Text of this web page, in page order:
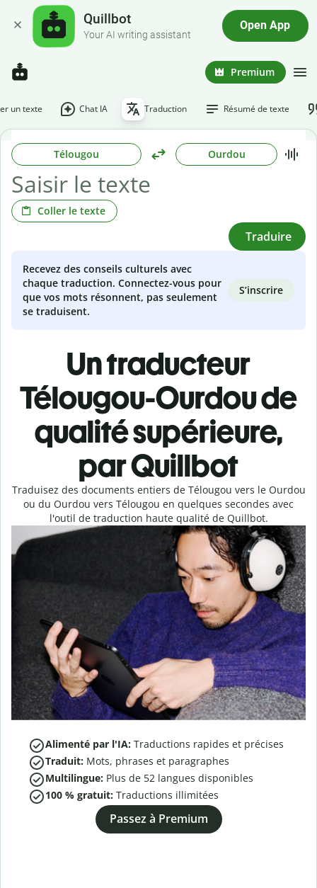
Quillbot
Your AI writing assistant
Open App
Premium
un texte Chat IA Traduction Résumé de texte
Télougou Ourdou
Coller le texte
Traduire
Recevez des conseils culturels avec
chaque traduction. Connectez-vous pour
que vos mots résonnent, pas seulement
se traduisent.
S’inscrire
Un traducteur
Télougou-Ourdou de
qualité supérieure,
par Quillbot
Traduisez des documents entiers de Télougou vers le Ourdou
ou du Ourdou vers Télougou en quelques secondes avec
l'outil de traduction haute qualité de Quillbot.
Alimenté par l'IA: Traductions rapides et précises
Traduit: Mots, phrases et paragraphes
Multilingue: Plus de 52 langues disponibles
100 % gratuit: Traductions illimitées
Passez à Premium